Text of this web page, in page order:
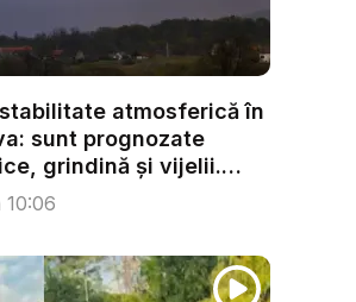
atmosferică în
sunt prognozate
grindină și vijelii.